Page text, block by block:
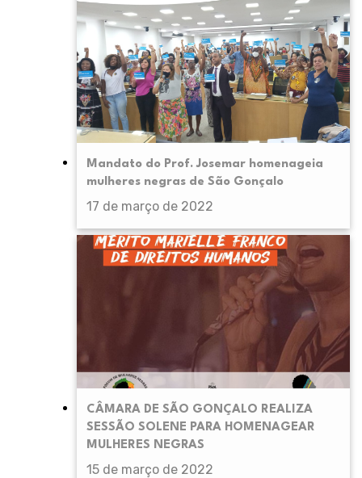
Mandato do Prof. Josemar homenageia
mulheres negras de São Gonçalo
17 de março de 2022
CÂMARA DE SÃO GONÇALO REALIZA
SESSÃO SOLENE PARA HOMENAGEAR
MULHERES NEGRAS
15 de março de 2022